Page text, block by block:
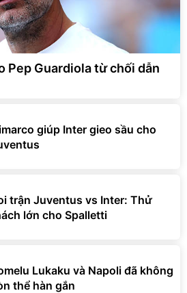
Pep Guardiola từ chối dẫn
giúp Inter gieo sầu cho
trận Juventus vs Inter: Thử
lớn cho Spalletti
Lukaku và Napoli đã không
thể hàn gắn